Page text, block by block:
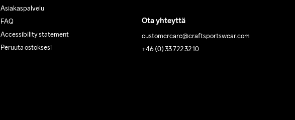
Asiakaspalvelu
FAQ
Accessibility statement
Peruuta ostoksesi
Ota yhteyttä
customercare@craftsportswear.com
+46 (0) 33 722 32 10